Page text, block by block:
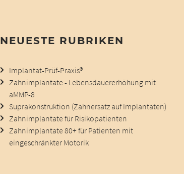
NEUESTE RUBRIKEN
Implantat-Prüf-Praxis®
Zahnimplantate - Lebensdauererhöhung mit
aMMP-8
Suprakonstruktion (Zahnersatz auf Implantaten)
Zahnimplantate für Risikopatienten
Zahnimplantate 80+ für Patienten mit
eingeschränkter Motorik